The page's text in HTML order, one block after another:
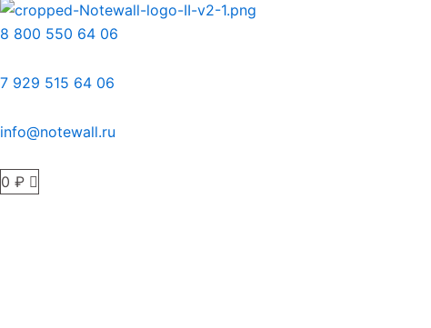
8 800 550 64 06
7 929 515 64 06
info@notewall.ru
0 ₽